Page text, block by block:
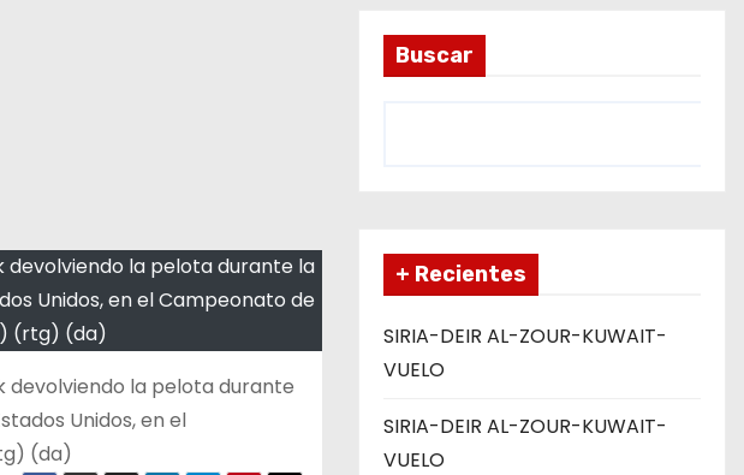
devolviendo la pelota durante la
Unidos, en el Campeonato de
(rtg) (da)
devolviendo la pelota durante
Unidos, en el
(da)
Buscar
+ Recientes
SIRIA-DEIR AL-ZOUR-KUWAIT-
VUELO
SIRIA-DEIR AL-ZOUR-KUWAIT-
VUELO